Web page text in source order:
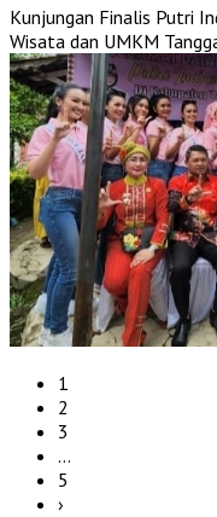
Kunjungan Finalis Putri
Wisata dan UMKM
1
2
3
…
5
›